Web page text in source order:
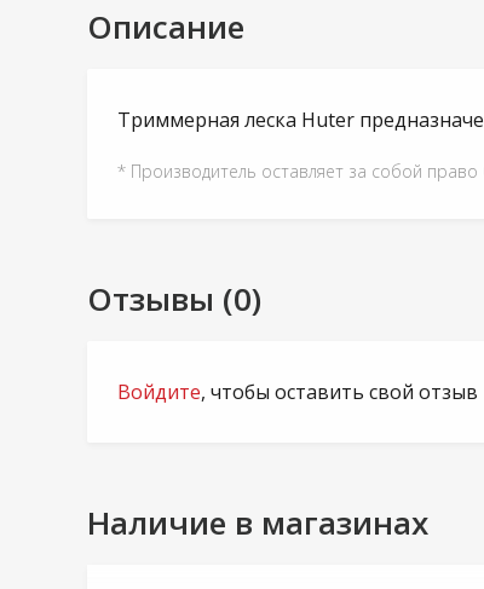
Описание
Триммерная леска Huter
* Производитель оставляет за собой
Отзывы (0)
Войдите, чтобы оставить свой отзыв
Наличие в магазинах